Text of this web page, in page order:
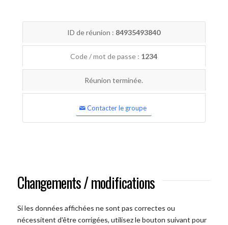
ID de réunion : 84935493840
Code / mot de passe : 1234
Réunion terminée.
Contacter le groupe
Changements / modifications
Si les données affichées ne sont pas correctes ou
nécessitent d'être corrigées, utilisez le bouton suivant pour